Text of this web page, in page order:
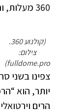
360 מעלות, והישיבה היא על מושבים אקטיביים.
(קולנוע 360.
צילום:
fulldome.pro)
צפינו בשני
יותר, הוא
הרים